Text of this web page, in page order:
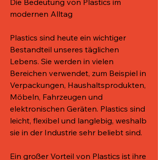
Die Bedeutung von Plastics im
modernen Alltag
Plastics sind heute ein wichtiger
Bestandteil unseres täglichen
Lebens. Sie werden in vielen
Bereichen verwendet, zum Beispiel in
Verpackungen, Haushaltsprodukten,
Möbeln, Fahrzeugen und
elektronischen Geräten. Plastics sind
leicht, flexibel und langlebig, weshalb
sie in der Industrie sehr beliebt sind.
Ein großer Vorteil von Plastics ist ihre